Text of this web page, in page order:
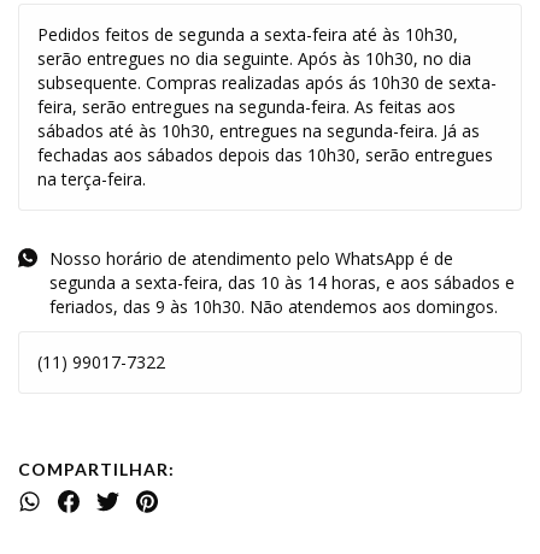
Pedidos feitos de segunda a sexta-feira até às 10h30,
serão entregues no dia seguinte. Após às 10h30, no dia
subsequente. Compras realizadas após ás 10h30 de sexta-
feira, serão entregues na segunda-feira. As feitas aos
sábados até às 10h30, entregues na segunda-feira. Já as
fechadas aos sábados depois das 10h30, serão entregues
na terça-feira.
Nosso horário de atendimento pelo WhatsApp é de
segunda a sexta-feira, das 10 às 14 horas, e aos sábados e
feriados, das 9 às 10h30. Não atendemos aos domingos.
(11) 99017-7322
COMPARTILHAR: